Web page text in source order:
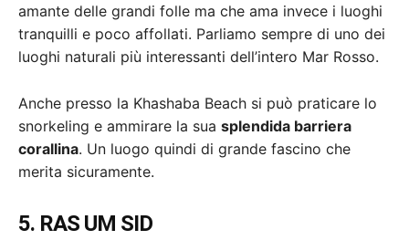
amante delle grandi folle ma che ama invece i luoghi
tranquilli e poco affollati. Parliamo sempre di uno dei
luoghi naturali più interessanti dell’intero Mar Rosso.
Anche presso la Khashaba Beach si può praticare lo
snorkeling e ammirare la sua splendida barriera
corallina. Un luogo quindi di grande fascino che
merita sicuramente.
5. RAS UM SID